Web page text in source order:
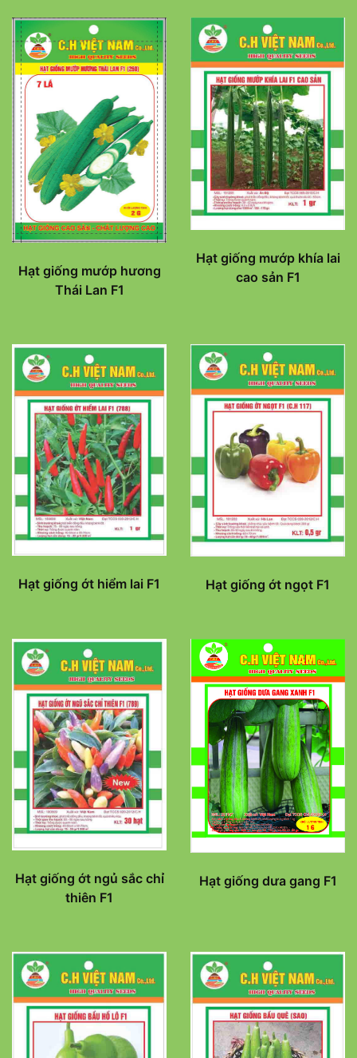
Hạt giống mướp hương
Thái Lan F1
Hạt giống mướp khía lai
cao sản F1
Hạt giống ớt hiểm lai F1 Hạt giống ớt ngọt F1
Hạt giống ớt ngủ sắc chỉ
thiên F1
Hạt giống dưa gang F1